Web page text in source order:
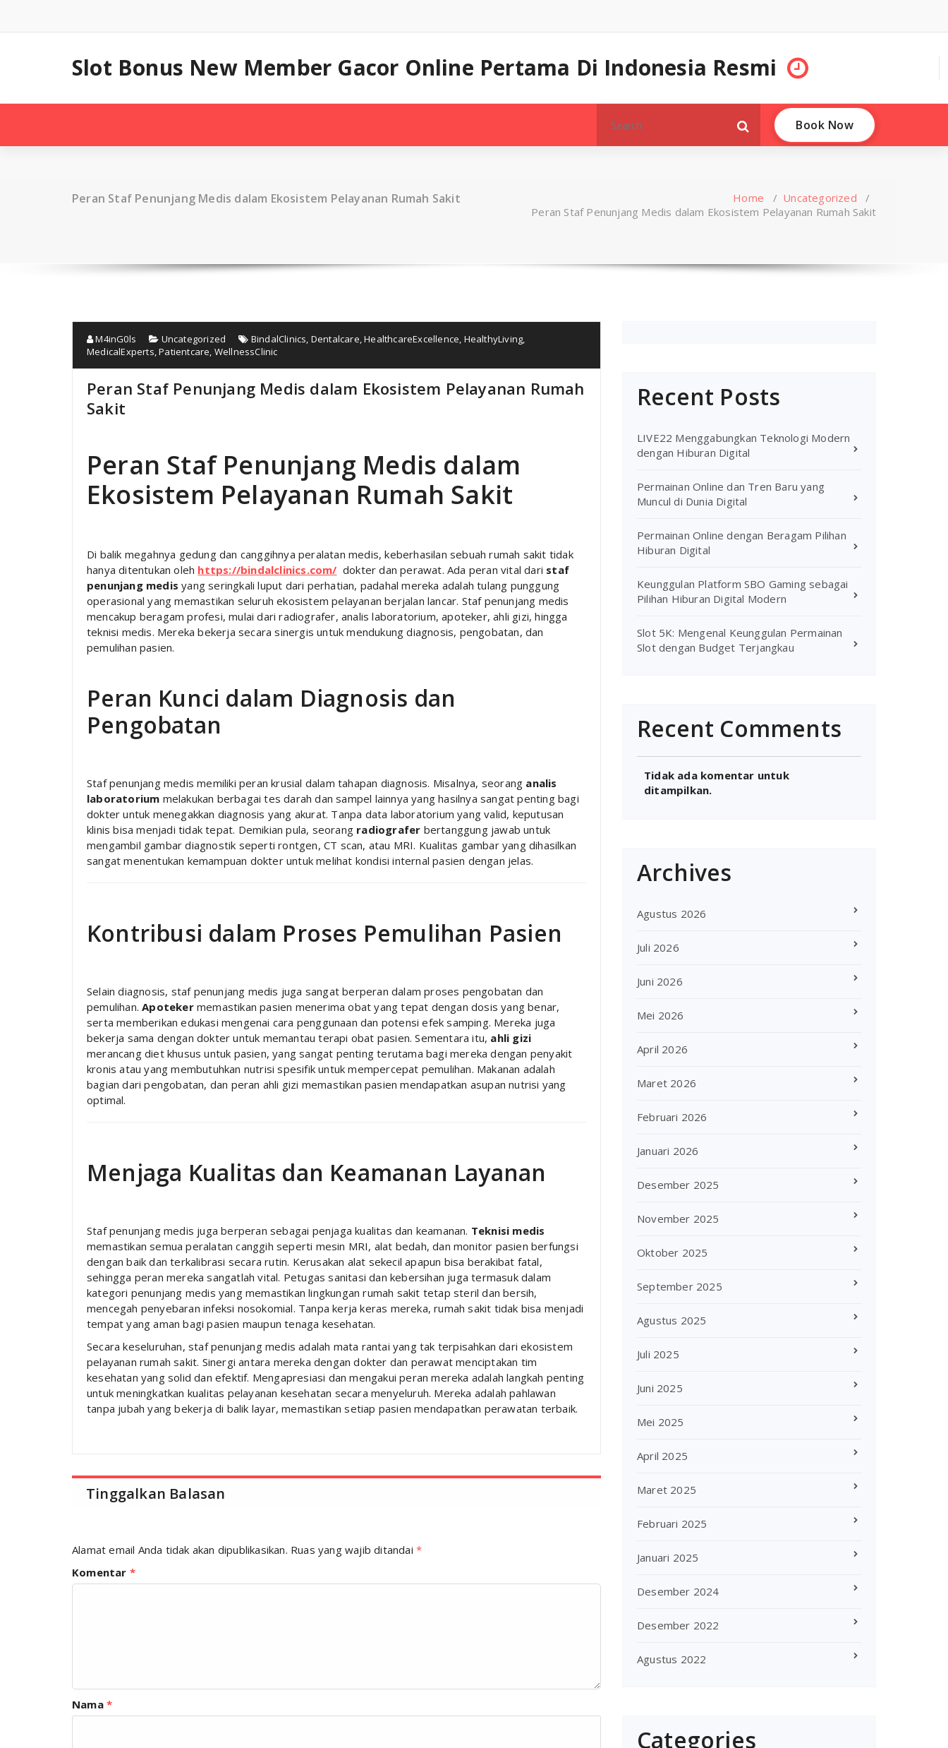
content
Slot Bonus New Member Gacor Online Pertama Di Indonesia Resmi
for:
Book Now
Peran Staf Penunjang Medis dalam Ekosistem Pelayanan Rumah Sakit Home / Uncategorized /
Peran Staf Penunjang Medis dalam Ekosistem Pelayanan Rumah Sakit
M4inG0ls Uncategorized BindalClinics, Dentalcare,HealthcareExcellence, HealthyLiving,
MedicalExperts,Patientcare, WellnessClinic
Peran Staf Penunjang Medis dalam Ekosistem Pelayanan Rumah
Sakit
Peran Staf Penunjang Medis dalam
Ekosistem Pelayanan Rumah Sakit
Di balik megahnya gedung dan canggihnya peralatan medis, keberhasilan sebuah rumah sakit tidak
hanya ditentukan oleh https://bindalclinics.com/ dokter dan perawat. Ada peran vital dari staf
penunjang medis yang seringkali luput dari perhatian, padahal mereka adalah tulang punggung
operasional yang memastikan seluruh ekosistem pelayanan berjalan lancar. Staf penunjang medis
mencakup beragam profesi, mulai dari radiografer, analis laboratorium, apoteker, ahli gizi, hingga
teknisi medis. Mereka bekerja secara sinergis untuk mendukung diagnosis, pengobatan, dan
pemulihan pasien.
Peran Kunci dalam Diagnosis dan
Pengobatan
Staf penunjang medis memiliki peran krusial dalam tahapan diagnosis. Misalnya, seorang analis
laboratorium melakukan berbagai tes darah dan sampel lainnya yang hasilnya sangat penting bagi
dokter untuk menegakkan diagnosis yang akurat. Tanpa data laboratorium yang valid, keputusan
klinis bisa menjadi tidak tepat. Demikian pula, seorang radiografer bertanggung jawab untuk
mengambil gambar diagnostik seperti rontgen, CT scan, atau MRI. Kualitas gambar yang dihasilkan
sangat menentukan kemampuan dokter untuk melihat kondisi internal pasien dengan jelas.
Kontribusi dalam Proses Pemulihan Pasien
Selain diagnosis, staf penunjang medis juga sangat berperan dalam proses pengobatan dan
pemulihan.Apotekermemastikan pasien menerima obat yang tepat dengan dosis yang benar,
serta memberikan edukasi mengenai cara penggunaan dan potensi efek samping. Mereka juga
bekerja sama dengan dokter untuk memantau terapi obat pasien. Sementara itu, ahli gizi
merancang diet khusus untuk pasien, yang sangat penting terutama bagi mereka dengan penyakit
kronis atau yang membutuhkan nutrisi spesifik untuk mempercepat pemulihan. Makanan adalah
bagian dari pengobatan, dan peran ahli gizi memastikan pasien mendapatkan asupan nutrisi yang
optimal.
Menjaga Kualitas dan Keamanan Layanan
Staf penunjang medis juga berperan sebagai penjaga kualitas dan keamanan. Teknisi medis
memastikan semua peralatan canggih seperti mesin MRI, alat bedah, dan monitor pasien berfungsi
dengan baik dan terkalibrasi secara rutin. Kerusakan alat sekecil apapun bisa berakibat fatal,
sehingga peran mereka sangatlah vital. Petugas sanitasi dan kebersihan juga termasuk dalam
kategori penunjang medis yang memastikan lingkungan rumah sakit tetap steril dan bersih,
mencegah penyebaran infeksi nosokomial. Tanpa kerja keras mereka, rumah sakit tidak bisa menjadi
tempat yang aman bagi pasien maupun tenaga kesehatan.
Secara keseluruhan, staf penunjang medis adalah mata rantai yang tak terpisahkan dari ekosistem
pelayanan rumah sakit. Sinergi antara mereka dengan dokter dan perawat menciptakan tim
kesehatan yang solid dan efektif. Mengapresiasi dan mengakui peran mereka adalah langkah penting
untuk meningkatkan kualitas pelayanan kesehatan secara menyeluruh. Mereka adalah pahlawan
tanpa jubah yang bekerja di balik layar, memastikan setiap pasien mendapatkan perawatan terbaik.
Tinggalkan Balasan
Alamat email Anda tidak akan dipublikasikan. Ruas yang wajib ditandai*
Komentar *
Nama *
Recent Posts
LIVE22 Menggabungkan Teknologi Modern
dengan Hiburan Digital
Permainan Online dan Tren Baru yang
Muncul di Dunia Digital
Permainan Online dengan Beragam Pilihan
Hiburan Digital
Keunggulan Platform SBO Gaming sebagai
Pilihan Hiburan Digital Modern
Slot 5K: Mengenal Keunggulan Permainan
Slot dengan Budget Terjangkau
Recent Comments
Tidak ada komentar untuk
ditampilkan.
Archives
Agustus 2026
Juli 2026
Juni 2026
Mei 2026
April 2026
Maret 2026
Februari 2026
Januari 2026
Desember 2025
November 2025
Oktober 2025
September 2025
Agustus 2025
Juli 2025
Juni 2025
Mei 2025
April 2025
Maret 2025
Februari 2025
Januari 2025
Desember 2024
Desember 2022
Agustus 2022
Categories